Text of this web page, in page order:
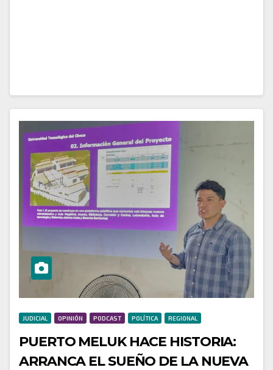
JUDICIAL OPINIÓN PODCAST POLÍTICA REGIONAL
PUERTO MELUK HACE HISTORIA:
ARRANCA EL SUEÑO DE LA NUEVA